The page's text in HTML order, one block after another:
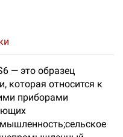
— это образец
которая относится к
приборами